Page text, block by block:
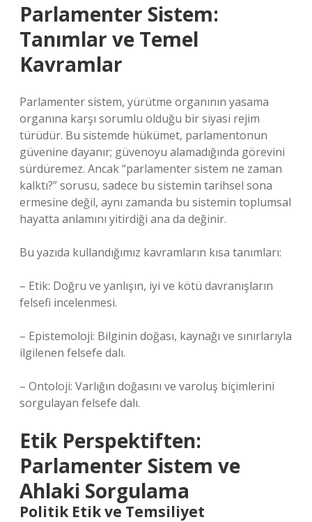
Parlamenter Sistem:
Tanımlar ve Temel
Kavramlar
Parlamenter sistem, yürütme organının yasama
organına karşı sorumlu olduğu bir siyasi rejim
türüdür. Bu sistemde hükümet, parlamentonun
güvenine dayanır; güvenoyu alamadığında görevini
sürdüremez. Ancak “parlamenter sistem ne zaman
kalktı?” sorusu, sadece bu sistemin tarihsel sona
ermesine değil, aynı zamanda bu sistemin toplumsal
hayatta anlamını yitirdiği ana da değinir.
Bu yazıda kullandığımız kavramların kısa tanımları:
– Etik: Doğru ve yanlışın, iyi ve kötü davranışların
felsefi incelenmesi.
– Epistemoloji: Bilginin doğası, kaynağı ve sınırlarıyla
ilgilenen felsefe dalı.
– Ontoloji: Varlığın doğasını ve varoluş biçimlerini
sorgulayan felsefe dalı.
Etik Perspektiften:
Parlamenter Sistem ve
Ahlaki Sorgulama
Politik Etik ve Temsiliyet